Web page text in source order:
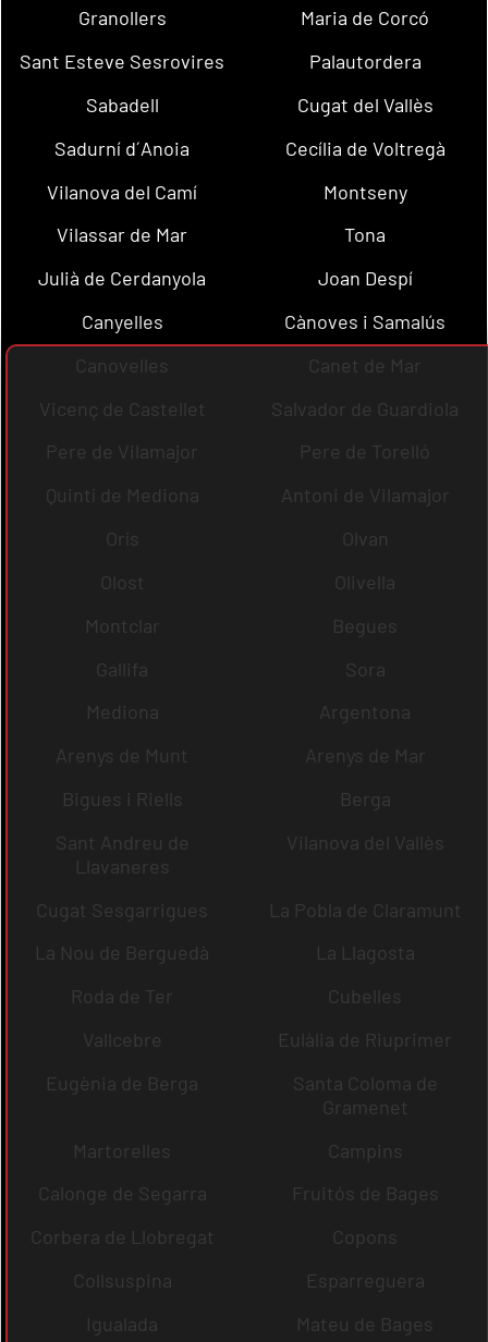
Granollers
Maria de Corcó
Sant Esteve Sesrovires
Palautordera
Sabadell
Cugat del Vallès
Sadurní d´Anoia
Cecília de Voltregà
Vilanova del Camí
Montseny
Vilassar de Mar
Tona
Julià de Cerdanyola
Joan Despí
Canyelles
Cànoves i Samalús
Canovelles
Canet de Mar
Vicenç de Castellet
Salvador de Guardiola
Pere de Vilamajor
Pere de Torelló
Quintí de Mediona
Antoni de Vilamajor
Orís
Olvan
Olost
Olivella
Montclar
Begues
Gallifa
Sora
Mediona
Argentona
Arenys de Munt
Arenys de Mar
Bigues i Riells
Berga
Sant Andreu de
Llavaneres
Vilanova del Vallès
Cugat Sesgarrigues
La Pobla de Claramunt
La Nou de Berguedà
La Llagosta
Roda de Ter
Cubelles
Vallcebre
Eulàlia de Riuprimer
Eugènia de Berga
Santa Coloma de
Gramenet
Martorelles
Campins
Calonge de Segarra
Fruitós de Bages
Corbera de Llobregat
Copons
Collsuspina
Esparreguera
Igualada
Mateu de Bages